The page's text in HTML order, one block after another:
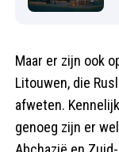
Maar er zijn ook
Litouwen, die
afweten.
genoeg zijn er